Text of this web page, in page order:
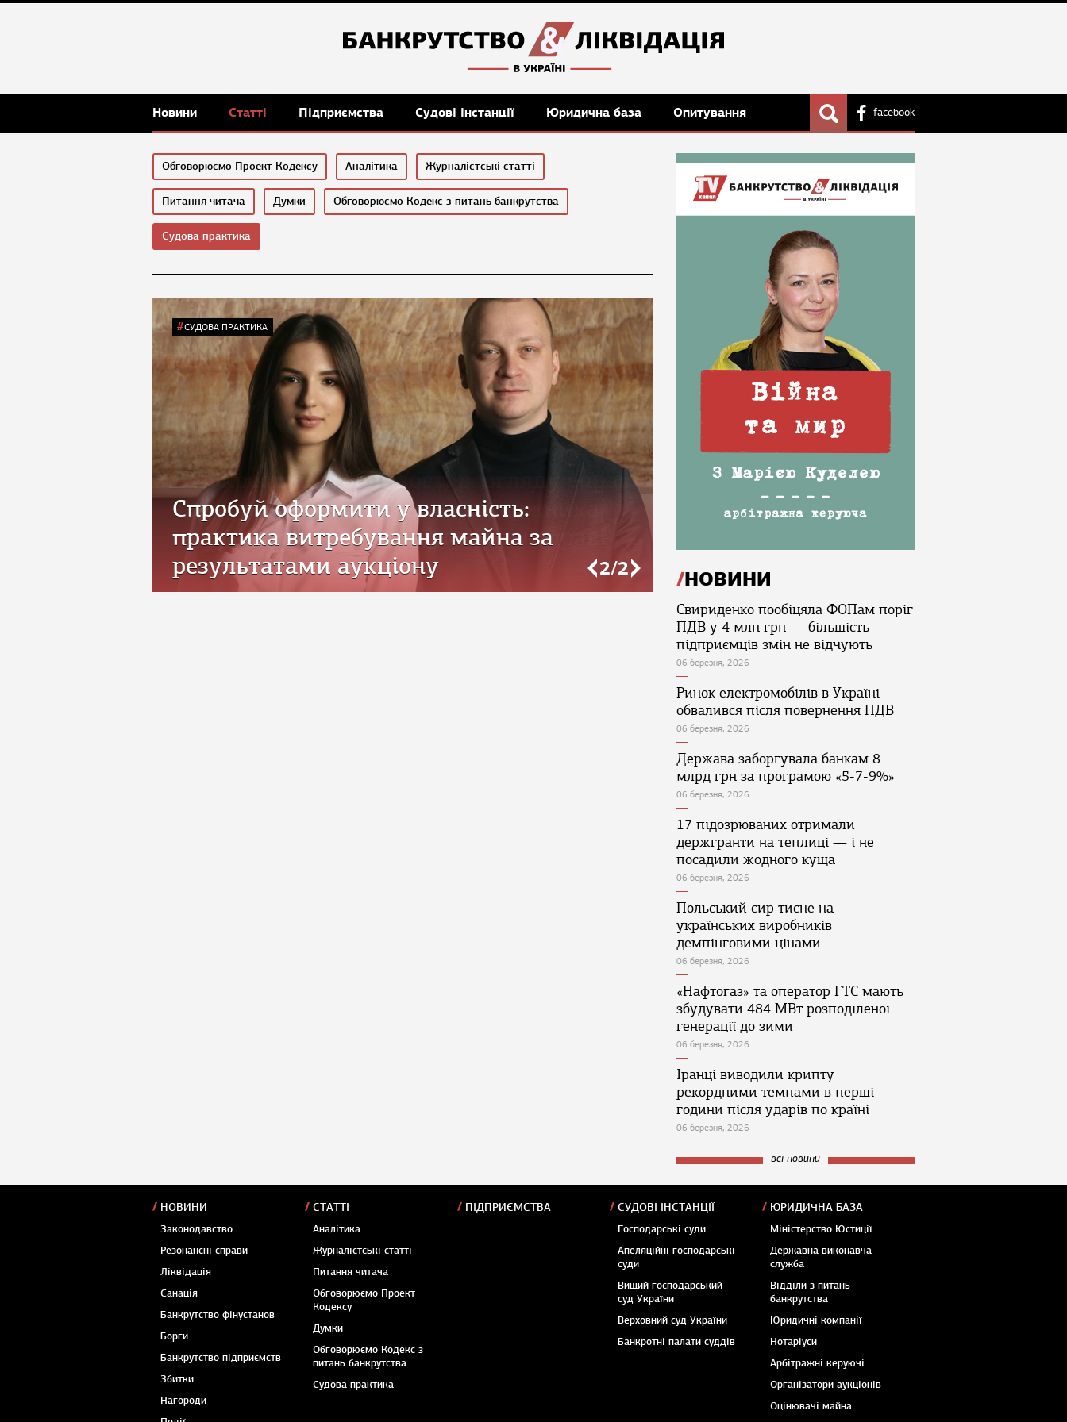
Новини Статті Підприємства Судові інстанції Юридична база Опитування facebook
Обговорюємо Проект Кодексу Аналітика Журналістські статті
Питання читача Думки Обговорюємо Кодекс з питань банкрутства
Судова практика
ВС окреслив особливості розгляду справ
з майновими вимогами до боржника
після відкриття провадження у справі
про банкрутство
СУДОВА ПРАКТИКА
2/2 НОВИНИ
Свириденко пообіцяла ФОПам поріг
ПДВ у 4 млн грн — більшість
підприємців змін не відчують
06 березня, 2026
Ринок електромобілів в Україні
обвалився після повернення ПДВ
06 березня, 2026
Держава заборгувала банкам 8
млрд грн за програмою «5-7-9%»
06 березня, 2026
17 підозрюваних отримали
держгранти на теплиці — і не
посадили жодного куща
06 березня, 2026
Польський сир тисне на
українських виробників
демпінговими цінами
06 березня, 2026
«Нафтогаз» та оператор ГТС мають
збудувати 484 МВт розподіленої
генерації до зими
06 березня, 2026
Іранці виводили крипту
рекордними темпами в перші
години після ударів по країні
06 березня, 2026
всі новини
НОВИНИ
Законодавство
Резонансні справи
Ліквідація
Санація
Банкрутство фінустанов
Борги
Банкрутство підприємств
Збитки
Нагороди
СТАТТІ
Аналітика
Журналістські статті
Питання читача
Обговорюємо Проект
Кодексу
Думки
Обговорюємо Кодекс з
питань банкрутства
Судова практика
ПІДПРИЄМСТВА СУДОВІ ІНСТАНЦІЇ
Господарські суди
Апеляційні господарські
суди
Вищий господарський
суд України
Верховний суд України
Банкротні палати суддів
ЮРИДИЧНА БАЗА
Міністерство Юстиції
Державна виконавча
служба
Відділи з питань
банкрутства
Юридичні компанії
Нотаріуси
Арбітражні керуючі
Організатори аукціонів
Оцінювачі майна